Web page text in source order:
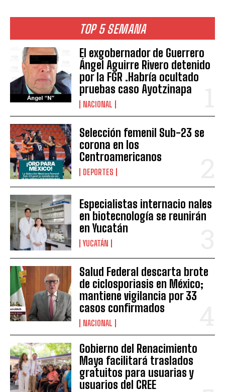
TOP 5 SEMANA
El exgobernador de Guerrero
Ángel Aguirre Rivero detenido
por la FGR .Habría ocultado
pruebas caso Ayotzinapa
NACIONAL
Selección femenil Sub-23 se
corona en los
Centroamericanos
DEPORTES
Especialistas internacio nales
en biotecnología se reunirán
en Yucatán
YUCATÁN
Salud Federal descarta brote
de ciclosporiasis en México;
mantiene vigilancia por 33
casos confirmados
NACIONAL
Gobierno del Renacimiento
Maya facilitará traslados
gratuitos para usuarias y
usuarios del CREE